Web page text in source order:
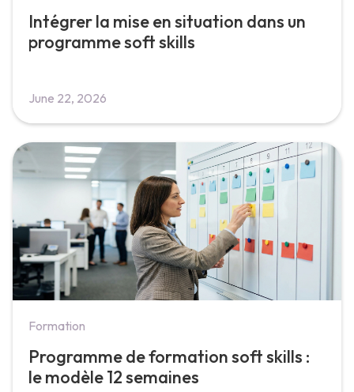
Intégrer la mise en situation dans un
programme soft skills
June 22, 2026
Formation
Programme de formation soft skills :
le modèle 12 semaines